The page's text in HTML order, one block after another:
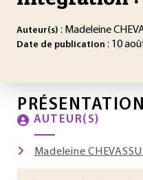
Auteur(s) : Madeleine
Date de publication : 10
PRÉSENTATION
AUTEUR(S)
Madeleine